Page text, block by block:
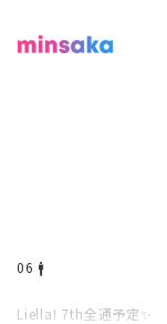
06 🚹
Liella! 7th全通予定✨